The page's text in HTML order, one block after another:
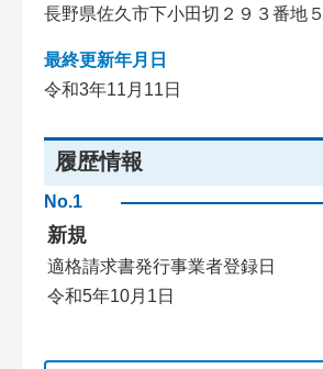
長野県佐久市下小田切２９３番地５
最終更新年月日
令和3年11月11日
履歴情報
No.1
新規
適格請求書発行事業者登録日
令和5年10月1日